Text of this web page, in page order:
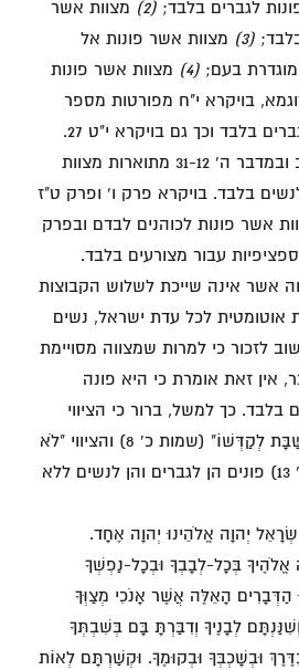
לגברים בלבד; (2)
מצוות אשר
(3)
מצוות אשר פונות אל
בעם; (4)
מצוות אשר פונות
בויקרא י"ח מפורטות מספר
מצוות הפונות לגברים בלבד וכך גם בויקרא י"ט 27.
בעוד, בויקרא י"ב ובמדבר ה' 31-12 מתוארות מצוות
בלבד. בויקרא פרק ו' ופרק ט"ז
מצוות אשר פונות לכוהנים לבדם ובפרק
ספציפיות עבור מצורעים בלבד.
אשר אינה שייכת לשלוש הקבוצות
אוטומטית לכל עדת ישראל, נשים
לזכור כי למרות שמצווה מסויימת
אין זאת אומרת כי היא פונה
בלבד. כך למשל, ברור כי הציווי
"זָכוֹר אֶת-יוֹם הַשַּׁבָּת לְקַדְּשׁוֹ" (שמות כ' 8) והציווי "לֹא
תִרְצַח" (שמות כ' 13) פונים הן לגברים והן לנשים ללא
יְהוָה אֱלֹהֵינוּ יְהוָה אֶחָד.
אֱלֹהֶיךָ בְּכָל-לְבָבְךָ וּבְכָל-נַפְשְׁךָ
הַדְּבָרִים הָאֵלֶּה אֲשֶׁר אָנֹכִי מְצַוְּךָ
לְבָנֶיךָ וְדִבַּרְתָּ בָּם בְּשִׁבְתְּךָ
וּבְשָׁכְבְּךָ וּבְקוּמֶךָ. וּקְשַׁרְתָּם לְאוֹת